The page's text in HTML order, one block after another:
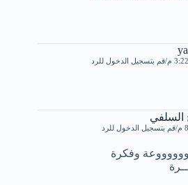
قم بتسجيل الدخول للرد
السلفي
قم بتسجيل الدخول للرد
وفكرة